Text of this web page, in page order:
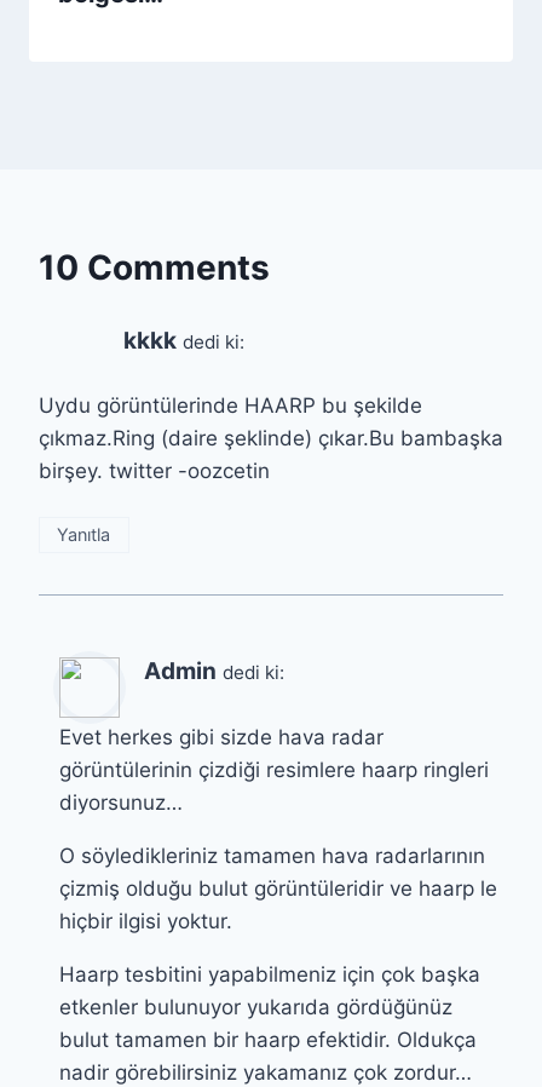
10 Comments
kkkk dedi ki:
Uydu görüntülerinde HAARP bu şekilde
çıkmaz.Ring (daire şeklinde) çıkar.Bu bambaşka
birşey. twitter -oozcetin
Yanıtla
Admin dedi ki:
Evet herkes gibi sizde hava radar
görüntülerinin çizdiği resimlere haarp ringleri
diyorsunuz…
O söyledikleriniz tamamen hava radarlarının
çizmiş olduğu bulut görüntüleridir ve haarp le
hiçbir ilgisi yoktur.
Haarp tesbitini yapabilmeniz için çok başka
etkenler bulunuyor yukarıda gördüğünüz
bulut tamamen bir haarp efektidir. Oldukça
nadir görebilirsiniz yakamanız çok zordur…